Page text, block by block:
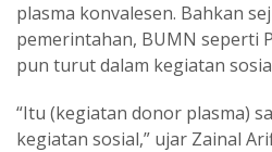
plasma konvalesen. Bahkan
pemerintahan, BUMN seperti
pun turut dalam kegiatan
“Itu (kegiatan donor plasma)
kegiatan sosial,” ujar Zainal